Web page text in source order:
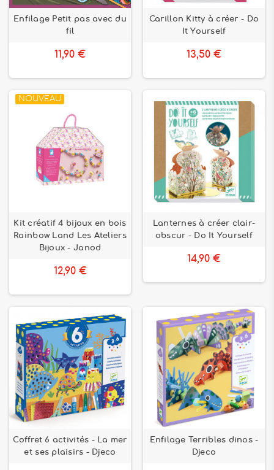
Enfilage Petit pas avec du
fil
11,90 €
Carillon Kitty à créer - Do
It Yourself
13,50 €
NOUVEAU
Kit créatif 4 bijoux en bois
Rainbow Land Les Ateliers
Bijoux - Janod
12,90 €
Lanternes à créer clair-
obscur - Do It Yourself
14,90 €
Coffret 6 activités - La mer
et ses plaisirs - Djeco
Enfilage Terribles dinos -
Djeco